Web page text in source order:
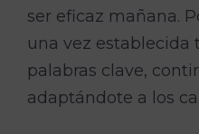
ser eficaz mañana.
una vez establecida
palabras clave,
adaptándote a los